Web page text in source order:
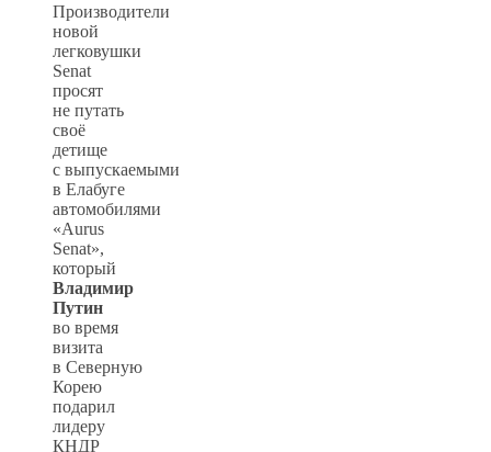
Производители
новой
легковушки
Senat
просят
не путать
своё
детище
с выпускаемыми
в Елабуге
автомобилями
«Aurus
Senat»,
который
Владимир
Путин
во время
визита
в Северную
Корею
подарил
лидеру
КНДР